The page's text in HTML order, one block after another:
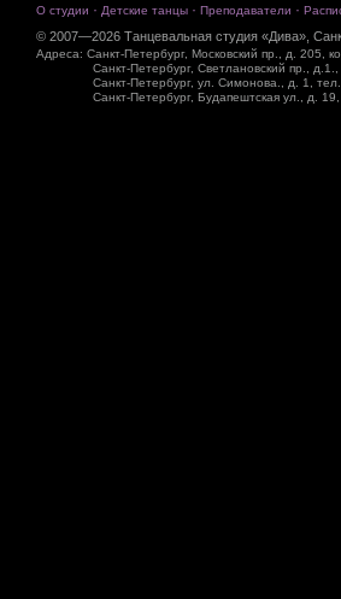
О студии · Детские танцы · Преподаватели ·
© 2007—2026 Танцевальная студия «Дива»,
Адреса: Санкт-Петербург, Московский пр., д. 205,
Санкт-Петербург, Светлановский пр., д.1.,
Санкт-Петербург, ул. Симонова., д. 1, тел.
Санкт-Петербург, Будапештская ул., д. 19,